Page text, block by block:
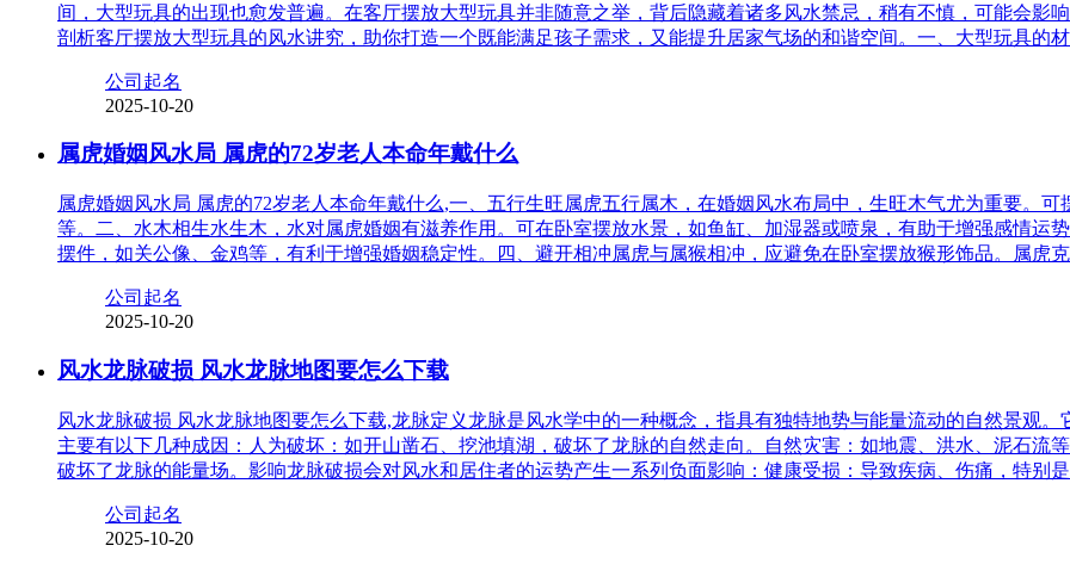
间，大型玩具的出现也愈发普遍。在客厅摆放大型玩具并非随意之举，背后隐藏着诸多风水禁忌，稍有不慎，可能会影
剖析客厅摆放大型玩具的风水讲究，助你打造一个既能满足孩子需求，又能提升居家气场的和谐空间。一、大型玩具的
公司起名
2025-10-20
属虎婚姻风水局 属虎的72岁老人本命年戴什么
属虎婚姻风水局 属虎的72岁老人本命年戴什么,一、五行生旺属虎五行属木，在婚姻风水布局中，生旺木气尤为重要。
等。二、水木相生水生木，水对属虎婚姻有滋养作用。可在卧室摆放水景，如鱼缸、加湿器或喷泉，有助于增强感情运
摆件，如关公像、金鸡等，有利于增强婚姻稳定性。四、避开相冲属虎与属猴相冲，应避免在卧室摆放猴形饰品。属虎
公司起名
2025-10-20
风水龙脉破损 风水龙脉地图要怎么下载
风水龙脉破损 风水龙脉地图要怎么下载,龙脉定义龙脉是风水学中的一种概念，指具有独特地势与能量流动的自然景观
主要有以下几种成因：人为破坏：如开山凿石、挖池填湖，破坏了龙脉的自然走向。自然灾害：如地震、洪水、泥石流
破坏了龙脉的能量场。影响龙脉破损会对风水和居住者的运势产生一系列负面影响：健康受损：导致疾病、伤痛，特别
公司起名
2025-10-20